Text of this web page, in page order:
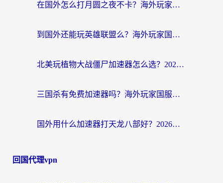
在国外怎么打月圆之夜不卡？海外玩家国服游戏加速终极指南（附巴西英国游戏适配方案）
到国外还能玩英雄联盟么？海外玩家国服游戏畅玩终极指南
北美玩植物大战僵尸加速器怎么选？2026海外党必看的国服游戏加速指南
三国杀有免费加速器吗？海外玩家国服畅玩终极指南（附泰国南非专属解决方案）
国外用什么加速器打天龙八部好？2026海外玩家国服游戏加速全攻略
回国代理vpn